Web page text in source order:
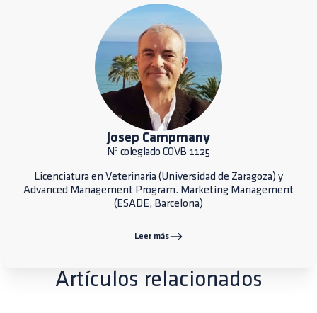
Josep Campmany
Nº colegiado COVB 1125
Licenciatura en Veterinaria (Universidad de Zaragoza) y
Advanced Management Program. Marketing Management
(ESADE, Barcelona)
Leer más
Artículos relacionados